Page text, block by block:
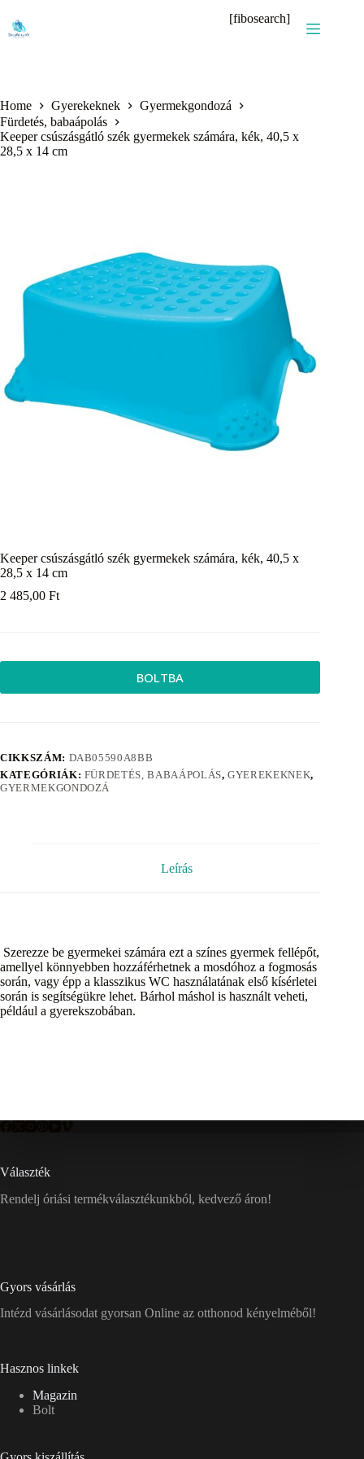
content
[fibosearch]
Home Gyerekeknek
Gyermekgondozá
Fürdetés, babaápolás
Keeper csúszásgátló szék gyermekek számára, kék, 40,5 x
28,5 x 14 cm
Keeper csúszásgátló szék gyermekek számára, kék, 40,5 x
28,5 x 14 cm
2 485,00 Ft
BOLTBA
CIKKSZÁM: DAB05590A8BB
KATEGÓRIÁK: FÜRDETÉS, BABAÁPOLÁS,GYEREKEKNEK,
GYERMEKGONDOZÁ
Leírás
Szerezze be gyermekei számára ezt a színes gyermek fellépőt,
amellyel könnyebben hozzáférhetnek a mosdóhoz a fogmosás
során, vagy épp a klasszikus WC használatának első kísérletei
során is segítségükre lehet. Bárhol máshol is használt veheti,
például a gyerekszobában.
Választék
Rendelj óriási termékválasztékunkból, kedvező áron!
Gyors vásárlás
Intézd vásárlásodat gyorsan Online az otthonod kényelméből!
Hasznos linkek
Magazin
Bolt